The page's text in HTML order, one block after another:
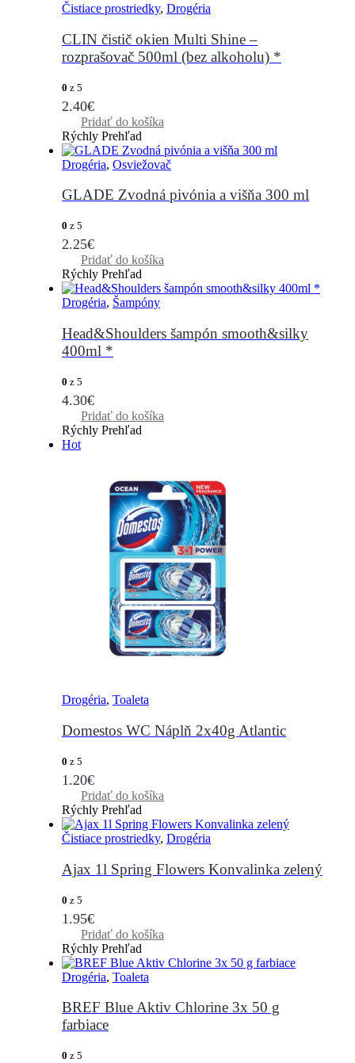
Čistiace prostriedky, Drogéria
CLIN čistič okien Multi Shine –
rozprašovač 500ml (bez alkoholu) *
0 z 5
2.40€
Pridať do košíka
Rýchly Prehľad
Drogéria, Osviežovač
GLADE Zvodná pivónia a višňa 300 ml
0 z 5
2.25€
Pridať do košíka
Rýchly Prehľad
Drogéria, Šampóny
Head&Shoulders šampón smooth&silky
400ml *
0 z 5
4.30€
Pridať do košíka
Rýchly Prehľad
Hot
Drogéria, Toaleta
Domestos WC Náplň 2x40g Atlantic
0 z 5
1.20€
Pridať do košíka
Rýchly Prehľad
Čistiace prostriedky, Drogéria
Ajax 1l Spring Flowers Konvalinka zelený
0 z 5
1.95€
Pridať do košíka
Rýchly Prehľad
Drogéria, Toaleta
BREF Blue Aktiv Chlorine 3x 50 g
farbiace
0 z 5